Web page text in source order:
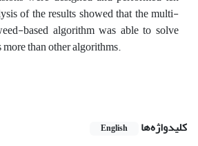
of the results showed that the multi-
based algorithm was able to solve
than other algorithms.
کلیدواژه‌ها English